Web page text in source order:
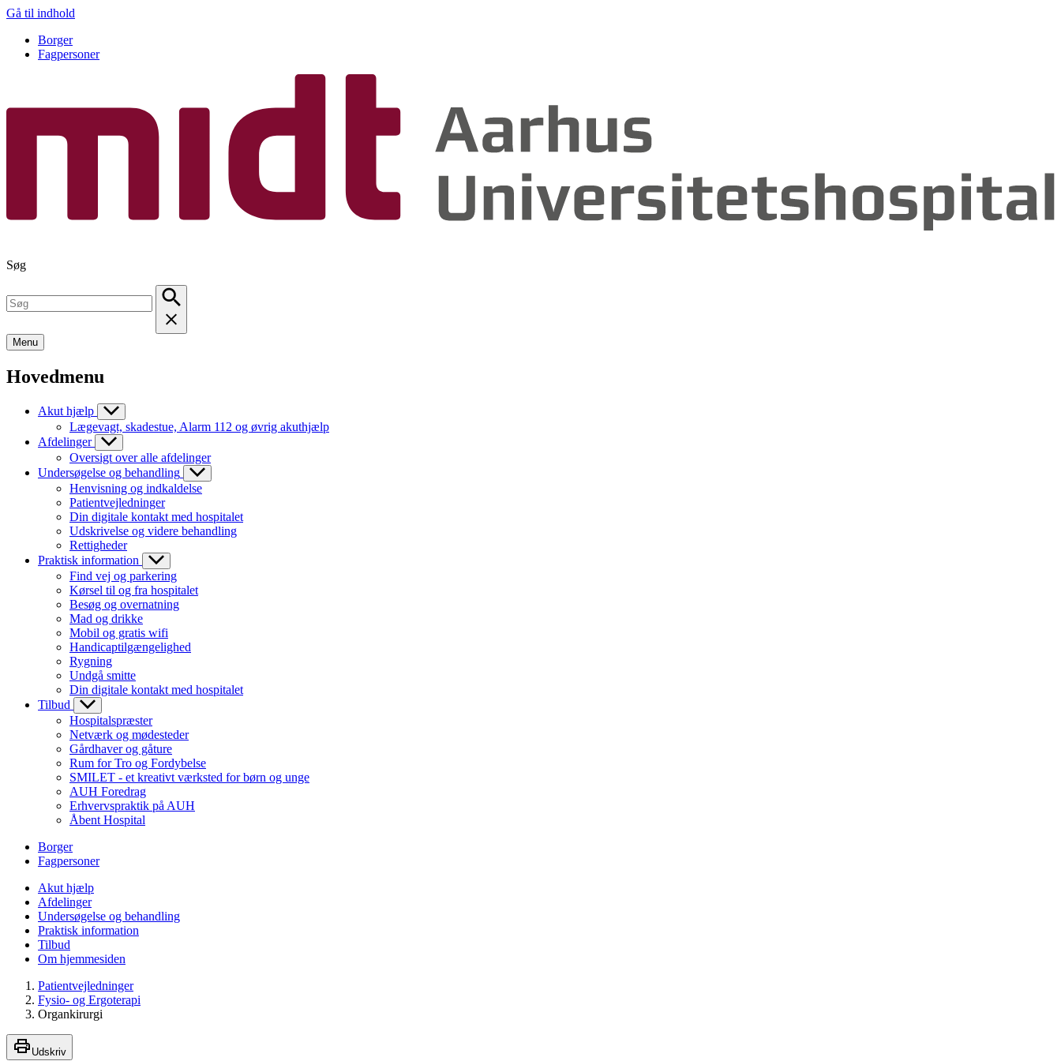
Gå til indhold
Borger
Fagpersoner
Søg
Menu
Hovedmenu
Akut hjælp
Lægevagt, skadestue, Alarm 112 og øvrig akuthjælp
Afdelinger
Oversigt over alle afdelinger
Undersøgelse og behandling
Henvisning og indkaldelse
Patientvejledninger
Din digitale kontakt med hospitalet
Udskrivelse og videre behandling
Rettigheder
Praktisk information
Find vej og parkering
Kørsel til og fra hospitalet
Besøg og overnatning
Mad og drikke
Mobil og gratis wifi
Handicaptilgængelighed
Rygning
Undgå smitte
Din digitale kontakt med hospitalet
Tilbud
Hospitalspræster
Netværk og mødesteder
Gårdhaver og gåture
Rum for Tro og Fordybelse
SMILET - et kreativt værksted for børn og unge
AUH Foredrag
Erhvervspraktik på AUH
Åbent Hospital
Borger
Fagpersoner
Akut hjælp
Afdelinger
Undersøgelse og behandling
Praktisk information
Tilbud
Om hjemmesiden
Patientvejledninger
Fysio- og Ergoterapi
Organkirurgi
Udskriv